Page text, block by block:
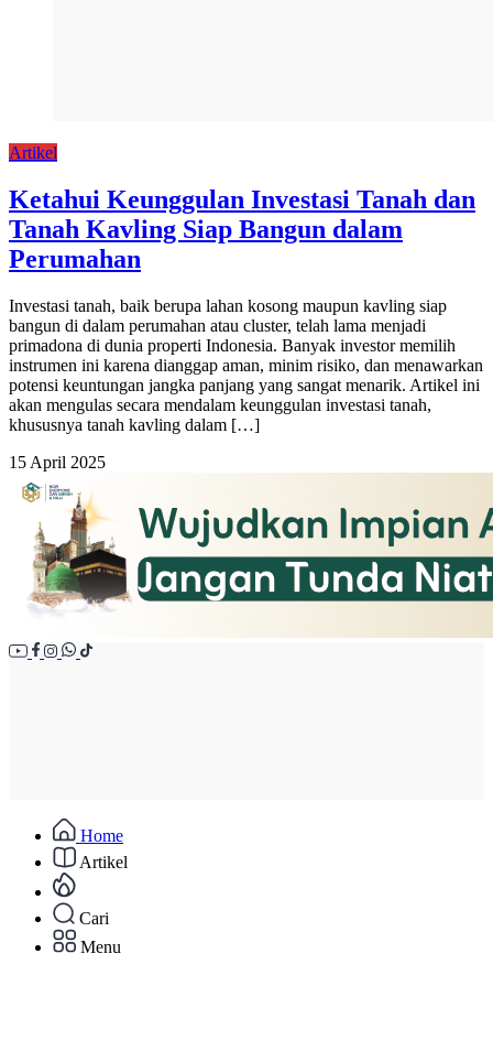
Artikel
Ketahui Keunggulan Investasi Tanah dan
Tanah Kavling Siap Bangun dalam
Perumahan
Investasi tanah, baik berupa lahan kosong maupun kavling siap
bangun di dalam perumahan atau cluster, telah lama menjadi
primadona di dunia properti Indonesia. Banyak investor memilih
instrumen ini karena dianggap aman, minim risiko, dan menawarkan
potensi keuntungan jangka panjang yang sangat menarik. Artikel ini
akan mengulas secara mendalam keunggulan investasi tanah,
khususnya tanah kavling dalam […]
15 April 2025
Home
Artikel
Cari
Menu